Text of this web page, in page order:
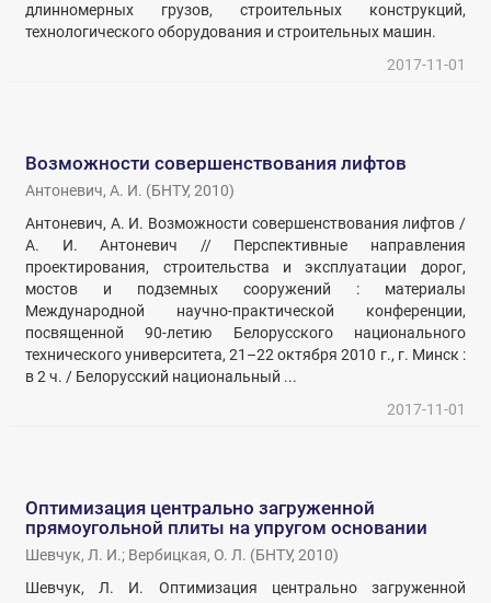
длинномерных грузов, строительных конструкций,
технологического оборудования и строительных машин.
2017-11-01
Возможности совершенствования лифтов
Антоневич, А. И. (БНТУ,2010)
Антоневич, А. И. Возможности совершенствования лифтов /
А. И. Антоневич // Перспективные направления
проектирования, строительства и эксплуатации дорог,
мостов и подземных сооружений : материалы
Международной научно-практической конференции,
посвященной 90-летию Белорусского национального
технического университета, 21–22 октября 2010 г., г. Минск :
в 2 ч. / Белорусский национальный ...
2017-11-01
Оптимизация центрально загруженной
прямоугольной плиты на упругом основании
Шевчук, Л. И.; Вербицкая, О. Л. (БНТУ,2010)
Шевчук, Л. И. Оптимизация центрально загруженной